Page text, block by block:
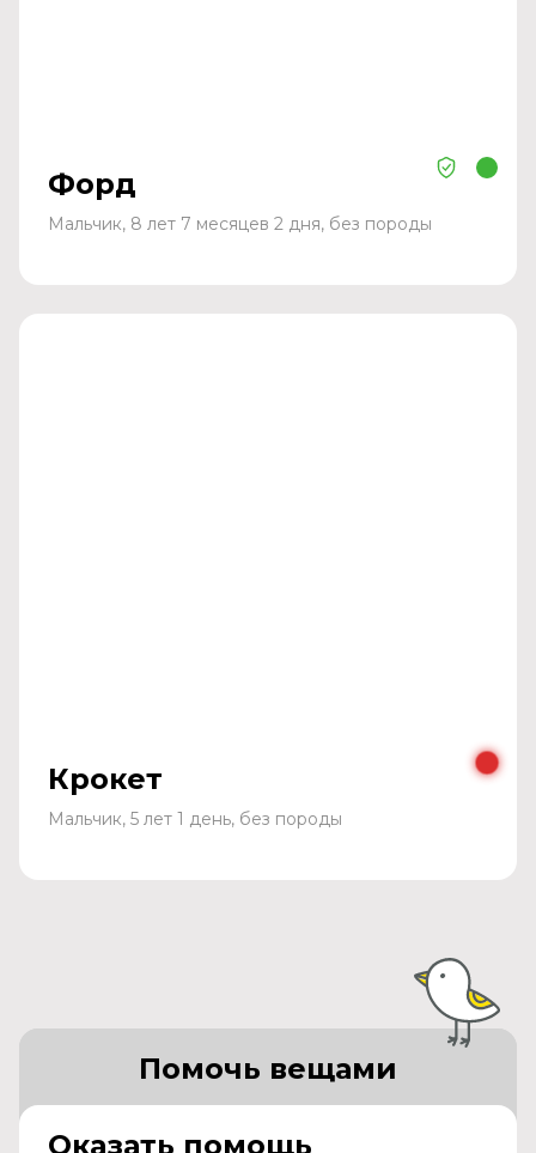
Форд
Мальчик, 8 лет 7 месяцев 2 дня, без породы
Крокет
Мальчик, 5 лет 1 день, без породы
Оказать помощь
Помочь вещами